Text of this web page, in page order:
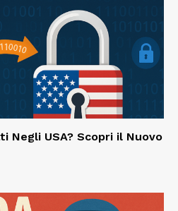
Negli USA? Scopri il Nuovo